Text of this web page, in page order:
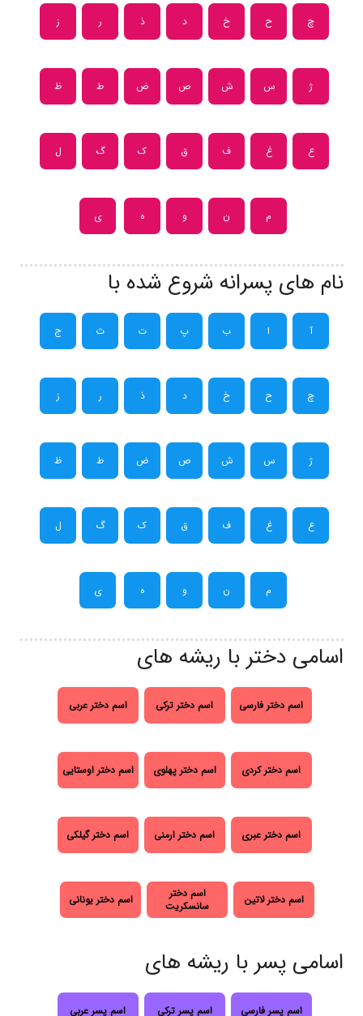
چ ح خ د ذ ر ز
ژ س ش ص ض ط ظ
ع غ ف ق ک گ ل
م ن و ه ی
نام های پسرانه شروع شده با
آ ا ب پ ت ث ج
چ ح خ د ذ ر ز
ژ س ش ص ض ط ظ
ع غ ف ق ک گ ل
م ن و ه ی
اسامی دختر با ریشه های
اسم دختر فارسی اسم دختر ترکی اسم دختر عربی
اسم دختر کردی اسم دختر پهلوی اسم دختر اوستایی
اسم دختر عبری اسم دختر ارمنی اسم دختر گیلکی
اسم دختر لاتین
اسم دختر
سانسکریت
اسم دختر یونانی
اسامی پسر با ریشه های
اسم پسر فارسی اسم پسر ترکی اسم پسر عربی